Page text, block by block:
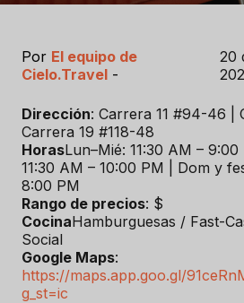
Por El equipo de
Cielo.Travel -
20
Dirección: Carrera 11 #94-46 |
Carrera 19 #118-48
HorasLun–Mié: 11:30 AM –
11:30 AM – 10:00 PM | Dom y
8:00 PM
Rango de precios: $
CocinaHamburguesas / Fast-
Social
Google Maps:
https://maps.app.goo.gl/
g_st=ic